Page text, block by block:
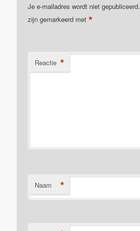
Je e-mailadres wordt niet gepubliceerd.
zijn gemarkeerd met*
Reactie *
Naam *